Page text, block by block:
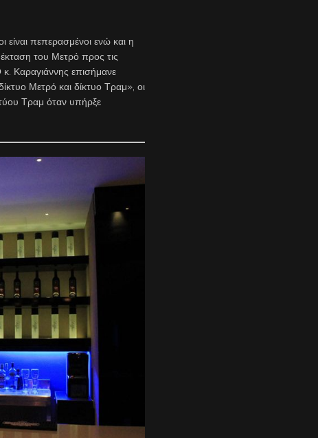
πεπερασμένοι ενώ και η
του Μετρό προς τις
Καραγιάννης επισήμανε
Μετρό και δίκτυο Τραμ», οι
Τραμ όταν υπήρξε